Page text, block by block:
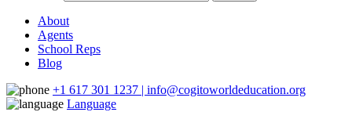
About
Agents
School Reps
Blog
+1 617 301 1237 | info@cogitoworldeducation.org
Language